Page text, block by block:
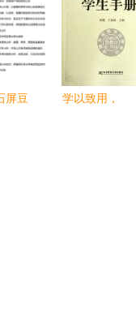
案》
件下
解析
SCRM系统
市场营销策
略
屏豆
学以致用，